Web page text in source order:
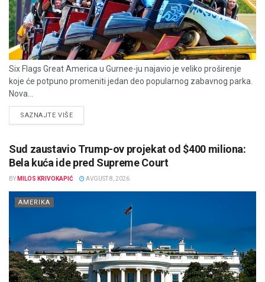
Six Flags Great America u Gurnee-ju najavio je veliko proširenje
koje će potpuno promeniti jedan deo popularnog zabavnog parka.
Nova...
SAZNAJTE VIŠEDETAILS
Sud zaustavio Trump-ov projekat od $400 miliona:
Bela kuća ide pred Supreme Court
BY MILOS KRIVOKAPIĆ AVGUST 8, 2026
AMERIKA